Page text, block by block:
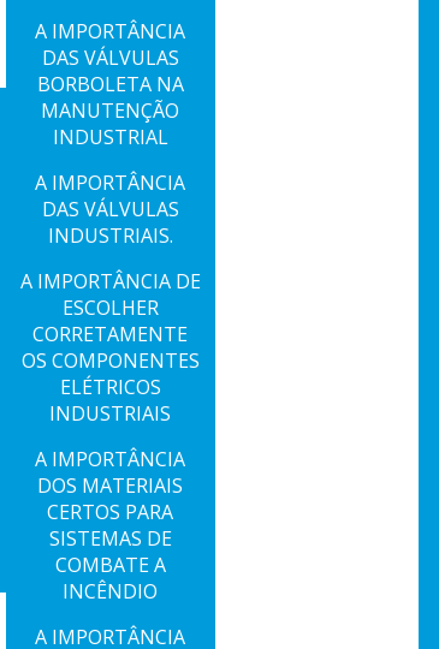
A IMPORTÂNCIA
DAS VÁLVULAS
BORBOLETA NA
MANUTENÇÃO
INDUSTRIAL
A IMPORTÂNCIA
DAS VÁLVULAS
INDUSTRIAIS.
A IMPORTÂNCIA DE
ESCOLHER
CORRETAMENTE
OS COMPONENTES
ELÉTRICOS
INDUSTRIAIS
A IMPORTÂNCIA
DOS MATERIAIS
CERTOS PARA
SISTEMAS DE
COMBATE A
INCÊNDIO
A IMPORTÂNCIA